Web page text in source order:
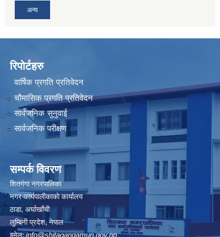
अन्य
रिपोर्टहरु
वार्षिक प्रगति प्रतिवेदन
चौमासिक प्रगति प्रतिवेदन
सार्वजनिक सुनुवाई
सार्वजनिक परीक्षण
सम्पर्क विवरण
शितगंगा नगरपालिका
नगर कार्यपालीकाकाे कार्यालय
ठाडा, अर्घाखाँची
लुम्बिनी प्रदेश, नेपाल
इमेल: info@shitagangamun.gov.np